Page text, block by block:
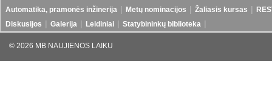
Automatika, pramonės inžinerija
Metų nominacijos Žaliasis kursas
Diskusijos
Galerija Leidiniai Statybininkų biblioteka
© 2026 MB NAUJIENOS LAIKU